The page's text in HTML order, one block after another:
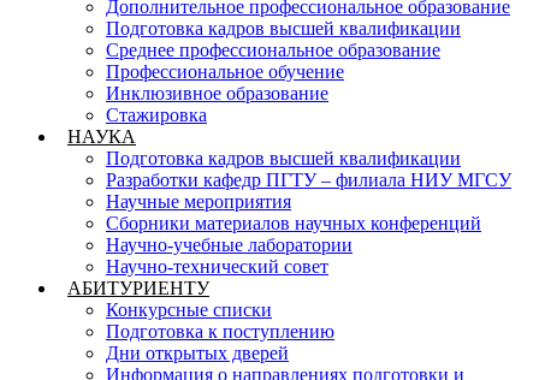
Дополнительное профессиональное образование
Подготовка кадров высшей квалификации
Среднее профессиональное образование
Профессиональное обучение
Инклюзивное образование
Стажировка
НАУКА
Подготовка кадров высшей квалификации
Разработки кафедр ПГТУ – филиала НИУ МГСУ
Научные мероприятия
Сборники материалов научных конференций
Научно-учебные лаборатории
Научно-технический совет
АБИТУРИЕНТУ
Конкурсные списки
Подготовка к поступлению
Дни открытых дверей
Информация о направлениях подготовки и